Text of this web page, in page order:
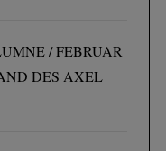
/ FEBRUAR
DES AXEL